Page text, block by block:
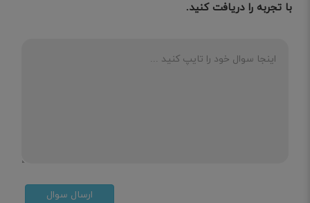
با تجربه را دریافت کنید.
ارسال سوال